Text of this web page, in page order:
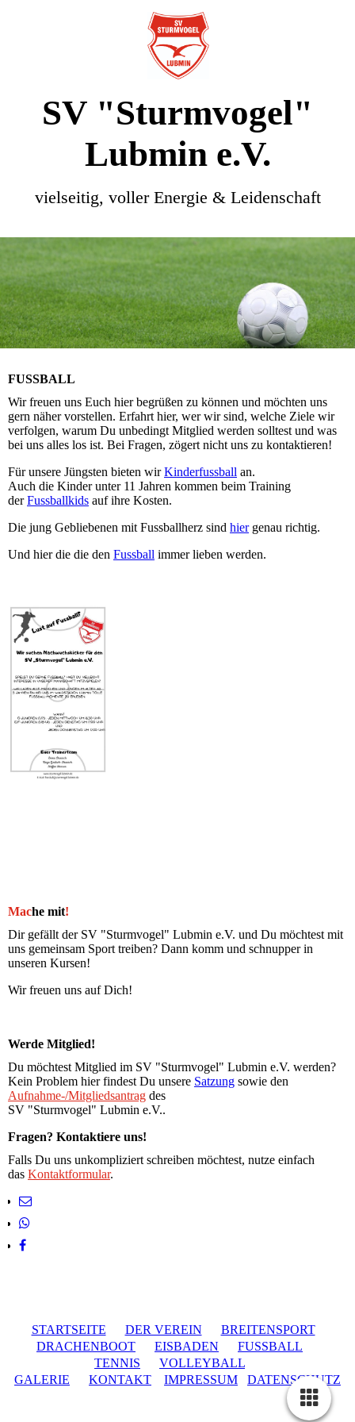
SV "Sturmvogel"
Lubmin e.V.
vielseitig, voller Energie & Leidenschaft
FUSSBALL
Wir freuen uns Euch hier begrüßen zu können und möchten uns
gern näher vorstellen. Erfahrt hier, wer wir sind, welche Ziele wir
verfolgen, warum Du unbedingt Mitglied werden solltest und was
bei uns alles los ist. Bei Fragen, zögert nicht uns zu kontaktieren!
Für unsere Jüngsten bieten wirKinderfussball an.
Auch die Kinder unter 11 Jahren kommen beim Training
derFussballkids auf ihre Kosten.
Die jung Gebliebenen mit Fussballherz sind hiergenau richtig.
Und hier die die den Fussball immer lieben werden.
Mache mit!
Dir gefällt der SV "Sturmvogel" Lubmin e.V. und Du möchtest mit
uns gemeinsam Sport treiben? Dann komm und schnupper in
unseren Kursen!
Wir freuen uns auf Dich!
Werde Mitglied!
Du möchtest Mitglied im SV "Sturmvogel" Lubmin e.V. werden?
Kein Problem hier findest Du unsere Satzung sowie den
Aufnahme-/Mitgliedsantrag des
SV "Sturmvogel" Lubmin e.V..
Fragen? Kontaktiere uns!
Falls Du uns unkompliziert schreiben möchtest, nutze einfach
das Kontaktformular.
STARTSEITE DER VEREIN
BREITENSPORT
DRACHENBOOT
EISBADEN
FUSSBALL
TENNIS
VOLLEYBALL
GALERIE
KONTAKT IMPRESSUM DATENSCHUTZ